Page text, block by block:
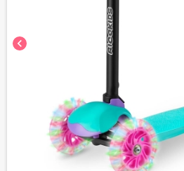
chevron_left